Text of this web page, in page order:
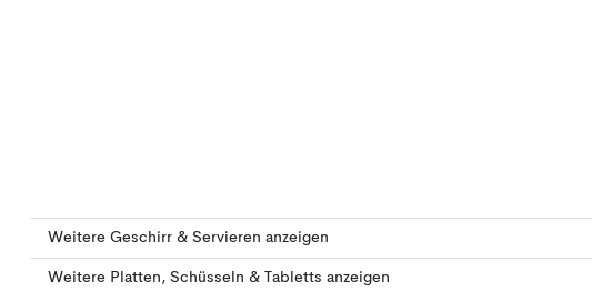
Weitere Geschirr & Servieren anzeigen
Weitere Platten, Schüsseln & Tabletts anzeigen